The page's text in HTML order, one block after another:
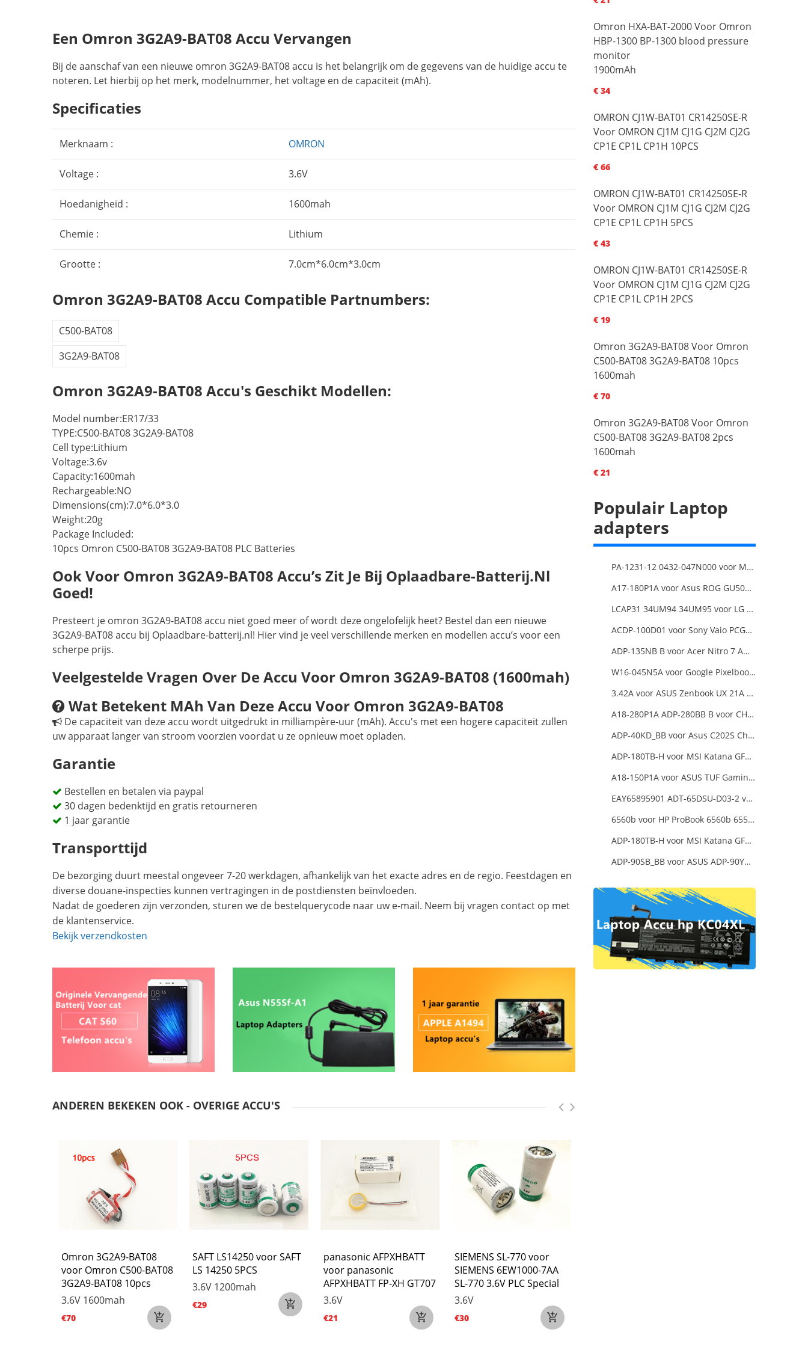
Een Omron 3G2A9-BAT08 Accu Vervangen
Bij de aanschaf van een nieuwe omron 3G2A9-BAT08 accu is het belangrijk om de gegevens van de huidige accu te
noteren. Let hierbij op het merk, modelnummer, het voltage en de capaciteit (mAh).
Specificaties
Merknaam : OMRON
Voltage : 3.6V
Hoedanigheid : 1600mah
Chemie : Lithium
Grootte : 7.0cm*6.0cm*3.0cm
Omron 3G2A9-BAT08 Accu Compatible Partnumbers:
C500-BAT08
3G2A9-BAT08
Omron 3G2A9-BAT08 Accu's Geschikt Modellen:
Model number:ER17/33
TYPE:C500-BAT08 3G2A9-BAT08
Cell type:Lithium
Voltage:3.6v
Capacity:1600mah
Rechargeable:NO
Dimensions(cm):7.0*6.0*3.0
Weight:20g
Package Included:
10pcs Omron C500-BAT08 3G2A9-BAT08 PLC Batteries
Ook Voor Omron 3G2A9-BAT08 Accu’s Zit Je Bij Oplaadbare-Batterij.nl
Goed!
Presteert je omron 3G2A9-BAT08 accu niet goed meer of wordt deze ongelofelijk heet? Bestel dan een nieuwe
3G2A9-BAT08 accu bij Oplaadbare-batterij.nl! Hier vind je veel verschillende merken en modellen accu’s voor een
scherpe prijs.
Veelgestelde Vragen Over De Accu Voor Omron 3G2A9-BAT08 (1600mah)
Wat Betekent MAh Van Deze Accu Voor Omron 3G2A9-BAT08
De capaciteit van deze accu wordt uitgedrukt in milliampère-uur (mAh). Accu's met een hogere capaciteit zullen
uw apparaat langer van stroom voorzien voordat u ze opnieuw moet opladen.
Garantie
Bestellen en betalen via paypal
30 dagen bedenktijd en gratis retourneren
1 jaar garantie
Transporttijd
De bezorging duurt meestal ongeveer 7-20 werkdagen, afhankelijk van het exacte adres en de regio. Feestdagen en
diverse douane-inspecties kunnen vertragingen in de postdiensten beïnvloeden.
Nadat de goederen zijn verzonden, sturen we de bestelquerycode naar uw e-mail. Neem bij vragen contact op met
de klantenservice.
Bekijk verzendkosten
ANDEREN BEKEKEN OOK - OVERIGE ACCU'S
Omron 3G2A9-BAT08
voor Omron C500-BAT08
3G2A9-BAT08 10pcs
3.6V 1600mah
€70
SAFT LS14250 voor SAFT
LS 14250 5PCS
3.6V 1200mah
€29
panasonic AFPXHBATT
voor panasonic
AFPXHBATT FP-XH GT707
3.6V
€21
SIEMENS SL-770 voor
SIEMENS 6EW1000-7AA
SL-770 3.6V PLC Special
3.6V
€30
Omron HXA-BAT-2000 Voor Omron
HBP-1300 BP-1300 blood pressure
monitor
1900mAh
€ 34
OMRON CJ1W-BAT01 CR14250SE-R
Voor OMRON CJ1M CJ1G CJ2M CJ2G
CP1E CP1L CP1H 10PCS
€ 66
OMRON CJ1W-BAT01 CR14250SE-R
Voor OMRON CJ1M CJ1G CJ2M CJ2G
CP1E CP1L CP1H 5PCS
€ 43
OMRON CJ1W-BAT01 CR14250SE-R
Voor OMRON CJ1M CJ1G CJ2M CJ2G
CP1E CP1L CP1H 2PCS
€ 19
Omron 3G2A9-BAT08 Voor Omron
C500-BAT08 3G2A9-BAT08 10pcs
1600mah
€ 70
Omron 3G2A9-BAT08 Voor Omron
C500-BAT08 3G2A9-BAT08 2pcs
1600mah
€ 21
Populair Laptop
adapters
PA-1231-12 0432-047N000 voor MSI 1762 GT70 16F3 16F4
A17-180P1A voor Asus ROG GU501G GU501GM Adapter Power Supply
LCAP31 34UM94 34UM95 voor LG 34-Inch Ultra Wide QHD Monitor LED
ACDP-100D01 voor Sony Vaio PCGA AC19V4 ACDP-100D01
ADP-135NB B voor Acer Nitro 7 AN715-51-73AJ A715-74G-52B0 Notebook
W16-045N5A voor Google Pixelbook USB Type-C
3.42A voor ASUS Zenbook UX 21A UX31A UX32A UX32VD Series Ultrabook Models
A18-280P1A ADP-280BB B voor CHICONY MSIGE66 X170SMG, MSI GE66 GE76
ADP-40KD_BB voor Asus C202S Chromebook
ADP-180TB-H voor MSI Katana GF66 11UE-088NEU
A18-150P1A voor ASUS TUF Gaming FX505DT-EB73
EAY65895901 ADT-65DSU-D03-2 voor LG gram 15Z90P-K.ARB6U1 16T90P, LG gram 15Z90Q 16Z90Q 17Z90Q16Z95PD Series
6560b voor HP ProBook 6560b 6555b 6550b 90W Smart AC Power Adapter Laptop
ADP-180TB-H voor MSI Katana GF66 11UE-088NEU
ADP-90SB_BB voor ASUS ADP-90YD_B 90W